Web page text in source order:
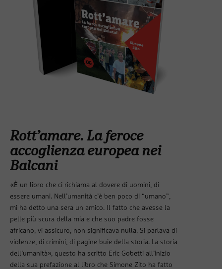
Rott’amare. La feroce
accoglienza europea nei
Balcani
«È un libro che ci richiama al dovere di uomini, di
essere umani. Nell’umanità c’è ben poco di “umano”,
mi ha detto una sera un amico. Il fatto che avesse la
pelle più scura della mia e che suo padre fosse
africano, vi assicuro, non significava nulla. Si parlava di
violenze, di crimini, di pagine buie della storia. La storia
dell’umanità», questo ha scritto Eric Gobetti all’inizio
della sua prefazione al libro che Simone Zito ha fatto